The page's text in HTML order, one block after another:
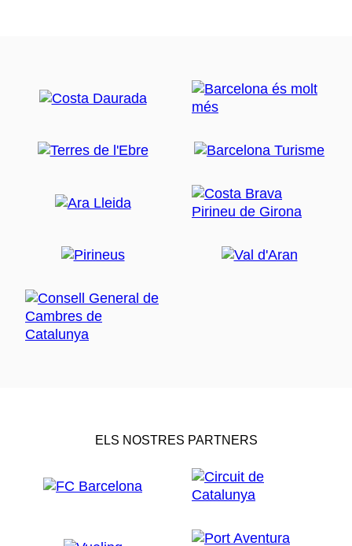
ELS NOSTRES PARTNERS